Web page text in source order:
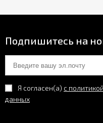
Подпишитесь на
Я согласен(a) с
данных